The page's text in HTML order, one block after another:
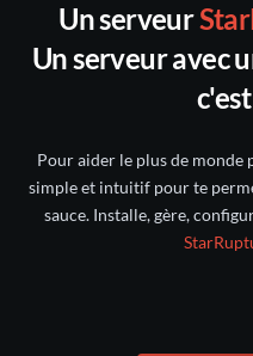
jours suivants
compte
Un serveur
Un serveur avec
Pour aider le plus de monde
simple et intuitif pour te
sauce. Installe, gère,